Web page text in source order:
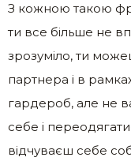
З кожною такою
ти все більше не
зрозуміло, ти
партнера і в
гардероб, але не
себе і
відчуваєш себе